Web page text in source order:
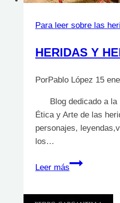
Para leer sobre las
HERIDAS Y
PorPablo López 15
Blog dedicado a la
Ética y Arte de las
personajes,
los…
Leer más
HERIDAS